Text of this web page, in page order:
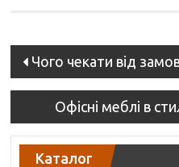
Post
navigation
Чого чекати від
Офісні меблі в
Каталог